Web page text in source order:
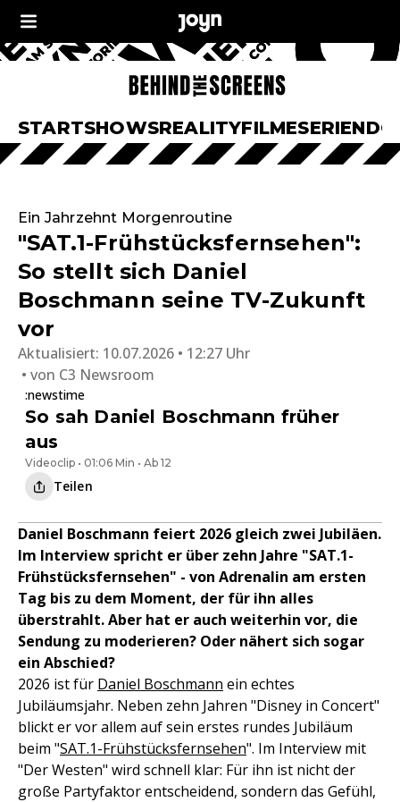
STARTSHOWSREALITYFILMESERIEN
Ein Jahrzehnt Morgenroutine
"SAT.1-Frühstücksfernsehen":
So stellt sich Daniel
Boschmann seine TV-Zukunft
vor
Aktualisiert: 10.07.2026 • 12:27 Uhr
von C3 Newsroom
:newstime
So sah Daniel Boschmann früher
aus
Videoclip • 01:06 Min • Ab 12
Teilen
Daniel Boschmann feiert 2026 gleich zwei Jubiläen.
Im Interview spricht er über zehn Jahre "SAT.1-
Frühstücksfernsehen" - von Adrenalin am ersten
Tag bis zu dem Moment, der für ihn alles
überstrahlt. Aber hat er auch weiterhin vor, die
Sendung zu moderieren? Oder nähert sich sogar
ein Abschied?
2026 ist für Daniel Boschmann ein echtes
Jubiläumsjahr. Neben zehn Jahren "Disney in Concert"
blickt er vor allem auf sein erstes rundes Jubiläum
beim "SAT.1-Frühstücksfernsehen". Im Interview mit
"Der Westen" wird schnell klar: Für ihn ist nicht der
große Partyfaktor entscheidend, sondern das Gefühl,